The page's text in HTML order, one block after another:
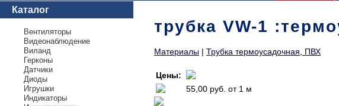
Каталог
Вентиляторы
Видеонаблюдение
Виланд
Герконы
Датчики
Диоды
Игрушки
Индикаторы
трубка VW-1
Материалы | Трубка термоусадочная, ПВХ
Цены:
55,00 руб. от 1 м